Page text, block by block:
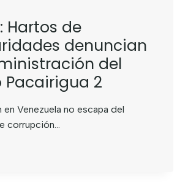
Hartos de
denuncian
del
Pacairigua 2
Venezuela no escapa del
corrupción…